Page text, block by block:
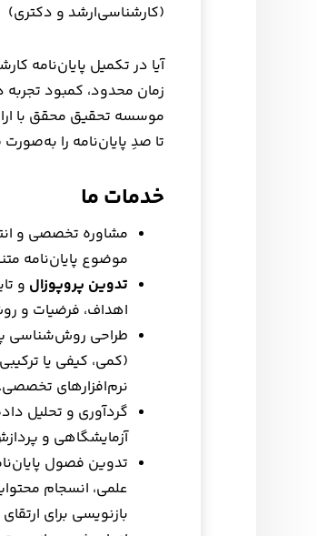
(کارشناسی‌ارشد و دکتری)
آیا در تکمیل پایان‌نامه
زمان محدود، کمبود
موسسه تحقیق محقق با
تا صدِ پایان‌نامه را
خدمات ما
مشاوره تخصصی و
موضوع پایان‌نامه
تدوین پروپوزال و
اهداف، فرضیات و
طراحی روش‌شناسی
(کمی، کیفی یا
نرم‌افزارهای تخصصی.
گردآوری و تحلیل
آزمایشگاهی و
تدوین فصول
بازنویسی برای